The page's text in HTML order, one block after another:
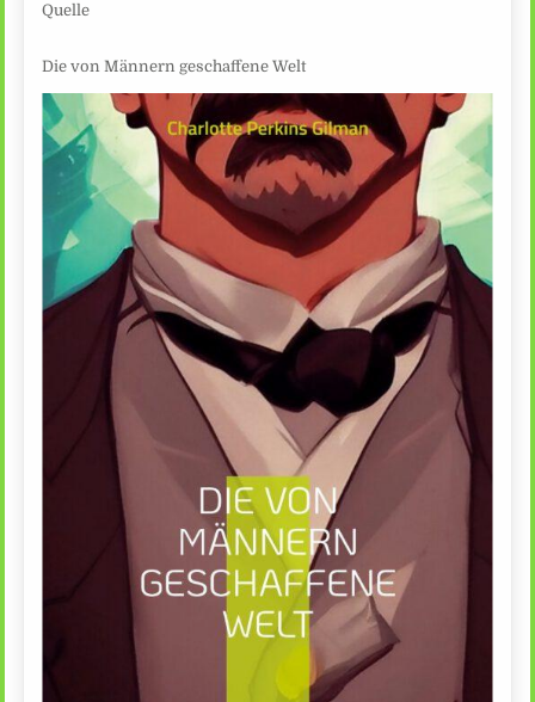
Quelle
Die von Männern geschaffene Welt